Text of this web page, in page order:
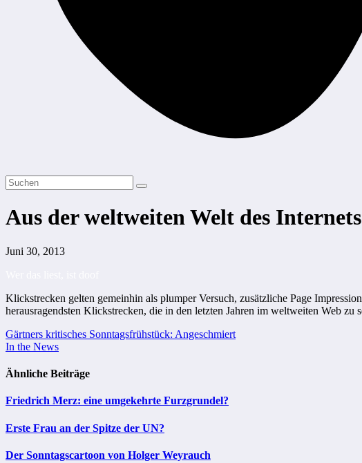
Aus der weltweiten Welt des
Juni 30, 2013
Klickstrecken gelten gemeinhin als plumper Versuch, zusätzliche Page
herausragendsten Klickstrecken, die in den letzten Jahren im weltweiten Web zu
Beitragsnavigation
Gärtners kritisches Sonntagsfrühstück: Angeschmiert
In the News
Ähnliche Beiträge
Friedrich Merz: eine umgekehrte Furzgrundel?
Erste Frau an der Spitze der UN?
Der Sonntagscartoon von Holger Weyrauch